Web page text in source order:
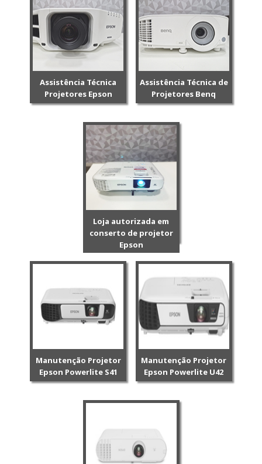
Assistência Técnica
Projetores Epson
Assistência Técnica de
Projetores Benq
Loja autorizada em
conserto de projetor
Epson
Manutenção Projetor
Epson Powerlite S41
Manutenção Projetor
Epson Powerlite U42